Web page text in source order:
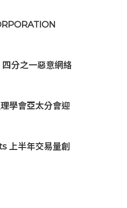
分之一惡意網絡
學會亞太分會迎
上半年交易量創